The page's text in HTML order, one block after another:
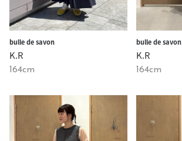
bulle de savon
K.R
164cm
bulle de savon
K.R
164cm